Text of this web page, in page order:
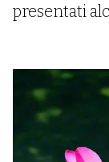
presentati